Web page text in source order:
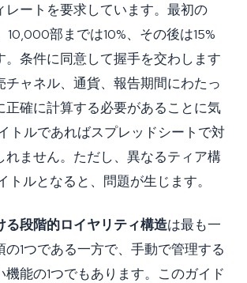
レートを要求しています。最初の
部までは10%、その後は15%
。条件に同意して握手を交わします
チャネル、通貨、報告期間にわたっ
正確に計算する必要があることに気
トルであればスプレッドシートで対
れません。ただし、異なるティア構
トルとなると、問題が生じます。
る段階的ロイヤリティ構造は最も一
1つである一方で、手動で管理する
能の1つでもあります。このガイド